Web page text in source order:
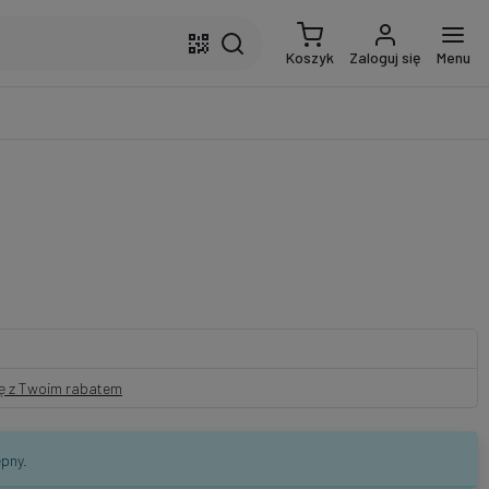
Koszyk Zaloguj się Menu
z Twoim rabatem